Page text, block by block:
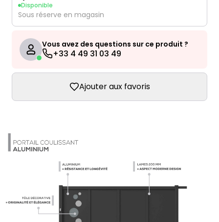
Disponible
Sous réserve en magasin
Vous avez des questions sur ce produit ?
+33 4 49 31 03 49
Ajouter aux favoris